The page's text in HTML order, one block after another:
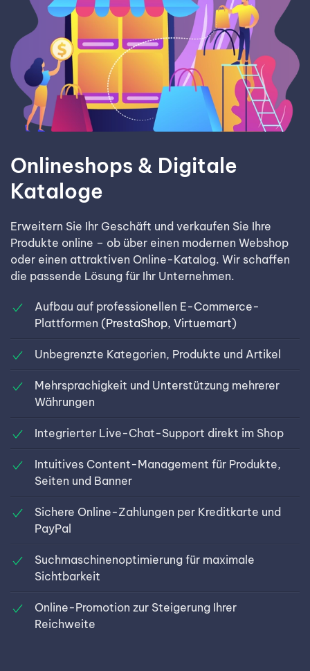
Onlineshops & Digitale
Kataloge
Erweitern Sie Ihr Geschäft und verkaufen Sie Ihre
Produkte online – ob über einen modernen Webshop
oder einen attraktiven Online-Katalog. Wir schaffen
die passende Lösung für Ihr Unternehmen.
Aufbau auf professionellen E-Commerce-
Plattformen (PrestaShop, Virtuemart)
Unbegrenzte Kategorien, Produkte und Artikel
Mehrsprachigkeit und Unterstützung mehrerer
Währungen
Integrierter Live-Chat-Support direkt im Shop
Intuitives Content-Management für Produkte,
Seiten und Banner
Sichere Online-Zahlungen per Kreditkarte und
PayPal
Suchmaschinenoptimierung für maximale
Sichtbarkeit
Online-Promotion zur Steigerung Ihrer
Reichweite